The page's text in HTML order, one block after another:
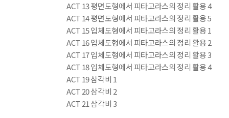
ACT 13 평면도형에서 피타고라스의 정리 활용 4
ACT 14 평면도형에서 피타고라스의 정리 활용 5
ACT 15 입체도형에서 피타고라스의 정리 활용 1
ACT 16 입체도형에서 피타고라스의 정리 활용 2
ACT 17 입체도형에서 피타고라스의 정리 활용 3
ACT 18 입체도형에서 피타고라스의 정리 활용 4
ACT 19 삼각비 1
ACT 20 삼각비 2
ACT 21 삼각비 3